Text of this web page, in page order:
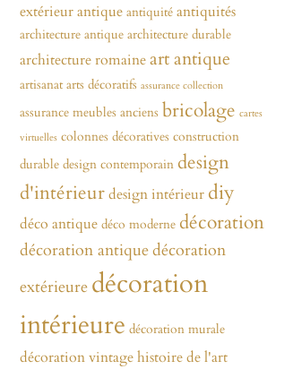
extérieurantique antiquité antiquités
architecture antique architecture durable
architecture romaineart antique
artisanat arts décoratifs assurance collection
assurance meubles anciens bricolage cartes
virtuelles colonnes décoratives construction
durable design contemporain design
d'intérieurdesign intérieur diy
déco antique déco moderne décoration
décoration antiquedécoration
extérieure décoration
intérieure décoration murale
décoration vintagehistoire de l'art